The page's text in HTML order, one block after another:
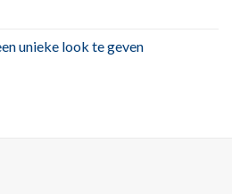
unieke look te geven